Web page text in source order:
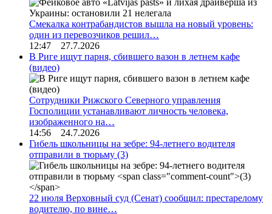
Смекалка контрабандистов вышла на новый уровень:
один из перевозчиков решил…
12:47 27.7.2026
В Риге ищут парня, сбившего вазон в летнем кафе
(видео)
Сотрудники Рижского Северного управления
Госполиции устанавливают личность человека,
изображенного на…
14:56 24.7.2026
Гибель школьницы на зебре: 94-летнего водителя
отправили в тюрьму (3)
22 июля Верховный суд (Сенат) сообщил: престарелому
водителю, по вине…